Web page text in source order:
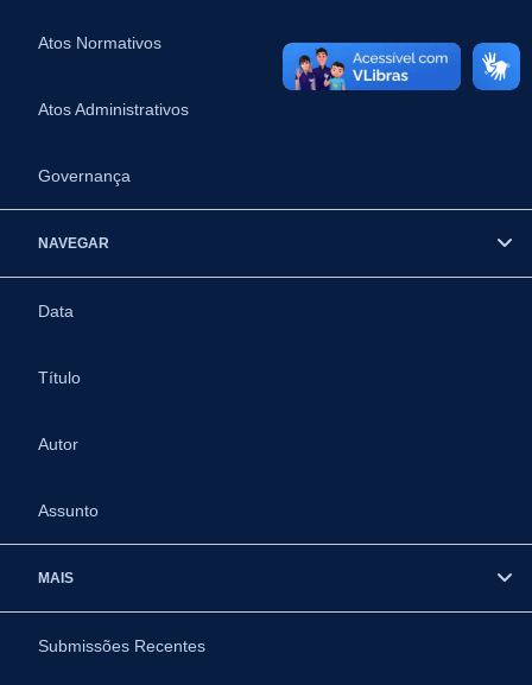
Atos Normativos
Atos Administrativos
Governança
NAVEGAR
Data
Título
Autor
Assunto
MAIS
Submissões Recentes